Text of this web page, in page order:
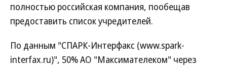
полностью российская компания, пообещав
предоставить список учредителей.
По данным "СПАРК-Интерфакс (www.spark-
interfax.ru)", 50% АО "Максимателеком" через